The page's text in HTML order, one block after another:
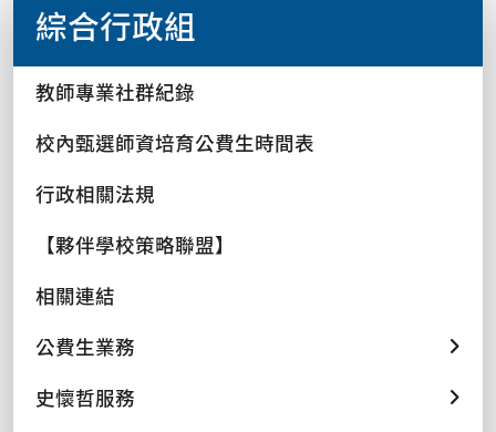
綜合行政組
教師專業社群紀錄
校內甄選師資培育公費生時間表
行政相關法規
【夥伴學校策略聯盟】
相關連結
公費生業務
史懷哲服務